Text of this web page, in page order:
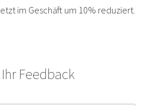
im Geschäft um 10% reduziert.
Feedback